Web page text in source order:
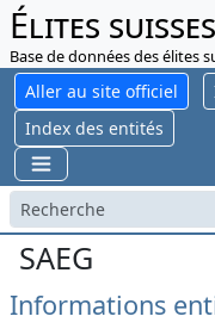
Élites suisses
Base de données des élites
Aller au site officiel
Index des entités
SAEG
Informations